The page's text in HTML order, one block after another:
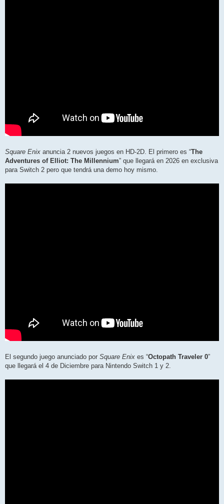
Square Enix anuncia 2 nuevos juegos en HD-2D. El primero es “The
Adventures of Elliot: The Millennium” que llegará en 2026 en exclusiva
para Switch 2 pero que tendrá una demo hoy mismo.
El segundo juego anunciado por Square Enix es “Octopath Traveler 0”
que llegará el 4 de Diciembre para Nintendo Switch 1 y 2.